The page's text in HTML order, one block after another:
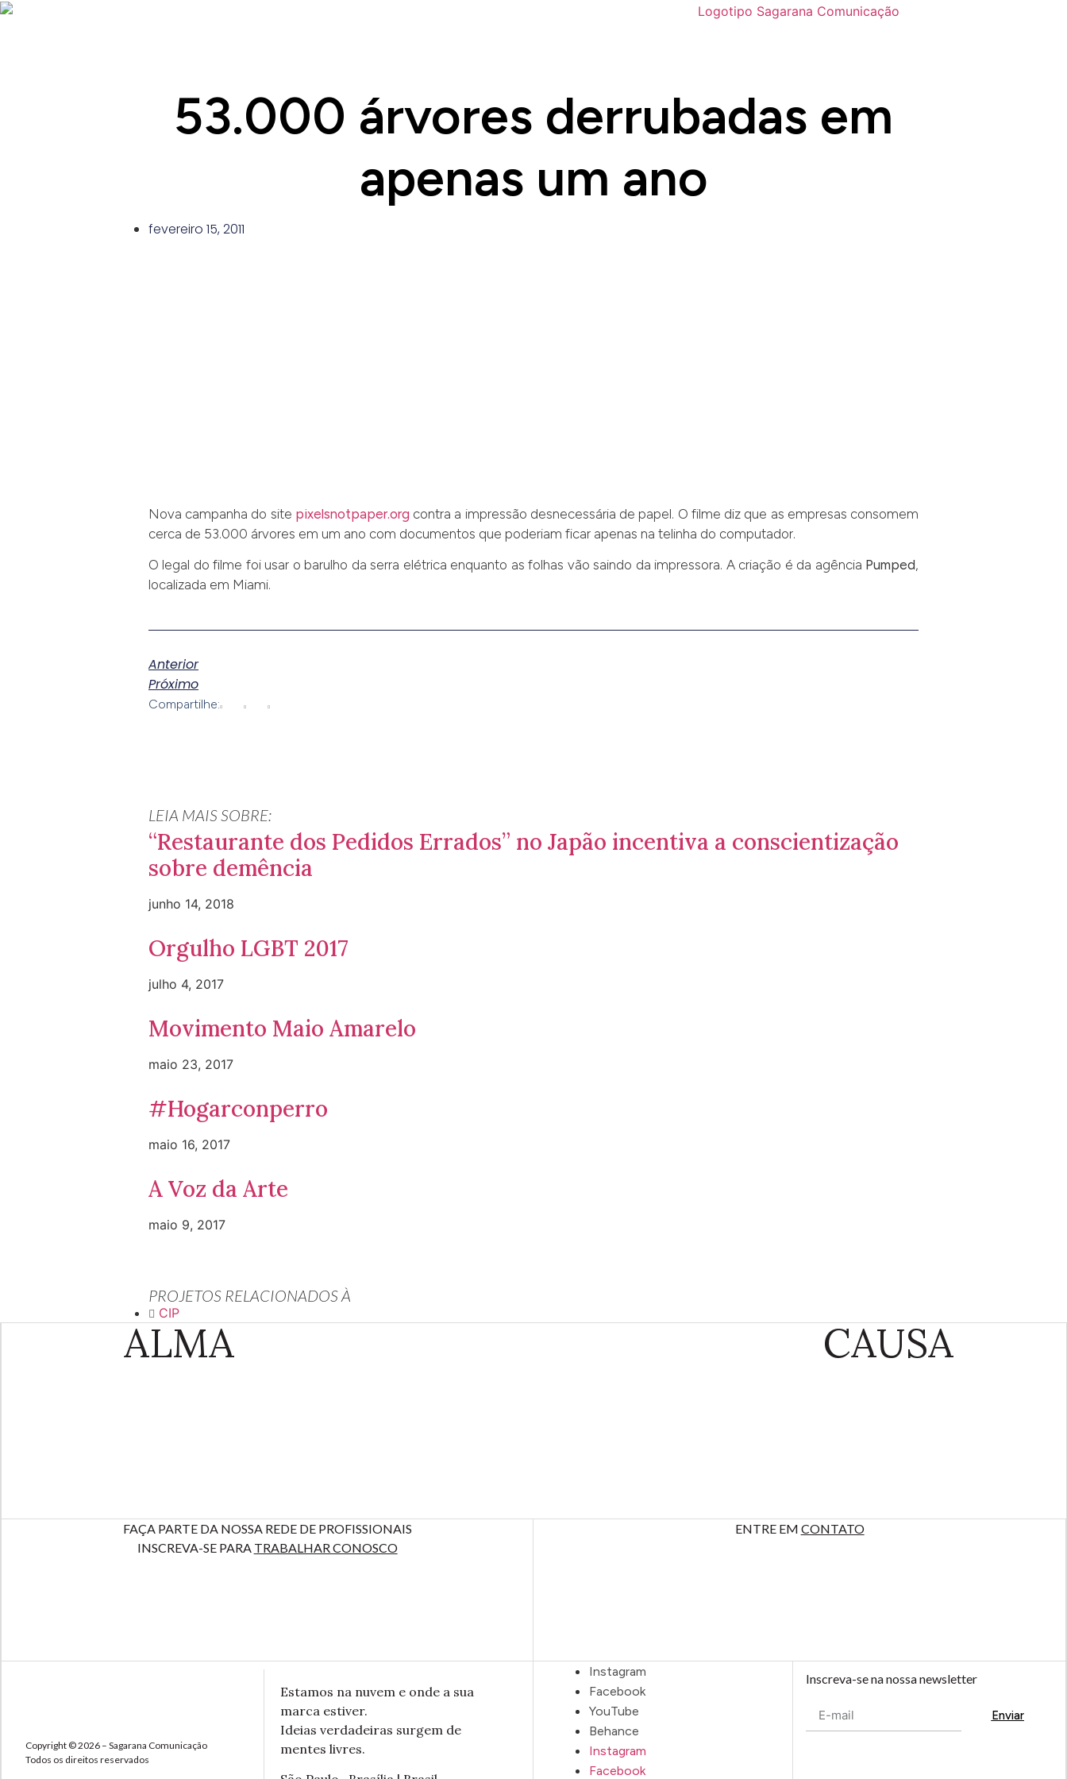
53.000 árvores derrubadas em
apenas um ano
fevereiro 15, 2011
Nova campanha do site pixelsnotpaper.org contra a impressão desnecessária de papel. O filme diz que as empresas consomem
cerca de 53.000 árvores em um ano com documentos que poderiam ficar apenas na telinha do computador.
O legal do filme foi usar o barulho da serra elétrica enquanto as folhas vão saindo da impressora. A criação é da agência Pumped,
localizada em Miami.
Anterior
Próximo
Compartilhe:
LEIA MAIS SOBRE:
“Restaurante dos Pedidos Errados” no Japão incentiva a conscientização
sobre demência
junho 14, 2018
Orgulho LGBT 2017
julho 4, 2017
Movimento Maio Amarelo
maio 23, 2017
#Hogarconperro
maio 16, 2017
A Voz da Arte
maio 9, 2017
PROJETOS RELACIONADOS À
CIP
ALMA CAUSA
FAÇA PARTE DA NOSSA REDE DE PROFISSIONAIS
INSCREVA-SE PARA TRABALHAR CONOSCO
ENTRE EM CONTATO
Copyright © 2026 – Sagarana Comunicação
Todos os direitos reservados
Estamos na nuvem e onde a sua
marca estiver.
Ideias verdadeiras surgem de
mentes livres.
Instagram
Facebook
YouTube
Behance
Instagram
Facebook
Inscreva-se na nossa newsletter
Enviar